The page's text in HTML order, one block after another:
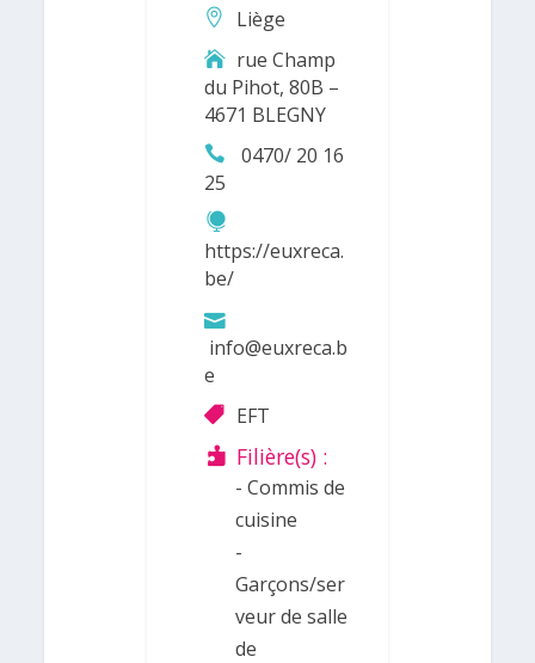
Liège
rue Champ
du Pihot, 80B –
4671 BLEGNY
0470/ 20 16
25
https://euxreca.
be/
info@euxreca.b
e
EFT
Filière(s) :
- Commis de
cuisine
-
Garçons/ser
veur de salle
de